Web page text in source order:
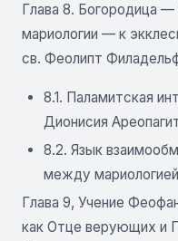
Глава 8. Богородица
мариологии — к
св. Феолипт
8.1. Паламитская
Дионисия
8.2. Язык
между
Глава 9, Учение
как Отце верующих и